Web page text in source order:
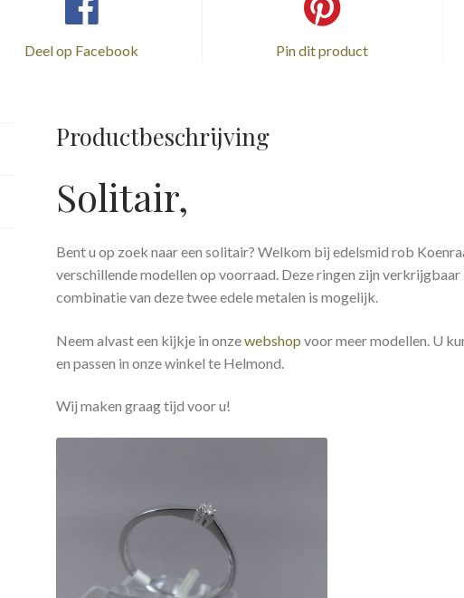
Deel op Facebook Pin dit product
Productbeschrijving
Solitair,
Bent u op zoek naar een solitair? Welkom bij edelsmid rob
verschillende modellen op voorraad. Deze ringen zijn
combinatie van deze twee edele metalen is mogelijk.
Neem alvast een kijkje in onzewebshop voor meer modellen. U
en passen in onze winkel te Helmond.
Wij maken graag tijd voor u!